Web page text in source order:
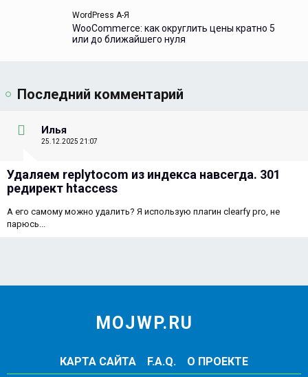
WordPress А-Я
WooCommerce: как округлить цены кратно 5
или до ближайшего нуля
Последний комментарий
Илья
25.12.2025 21:07
Удаляем replytocom из индекса навсегда. 301
редирект htaccess
А его самому можно удалить? Я использую плагин clearfy pro, не
парюсь...
MOJWP.RU
КАРТА САЙТА F.A.Q. О ПРОЕКТЕ